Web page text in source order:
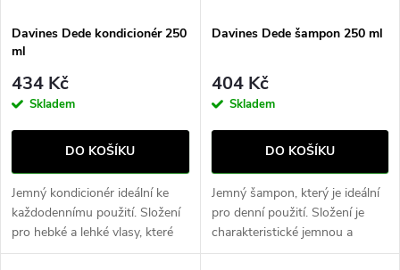
p
r
o
d
u
s
p
r
o
d
u
Davines Dede kondicionér 250
ml
434 Kč
Skladem
DO KOŠÍKU
Jemný kondicionér ideální ke
každodennímu použití. Složení
pro hebké a lehké vlasy, které
nejsou zatížené.
Davines Dede šampon 250 ml
404 Kč
Skladem
DO KOŠÍKU
Jemný šampon, který je ideální
pro denní použití. Složení je
charakteristické jemnou a
lehkou pěnou, která jemně myje